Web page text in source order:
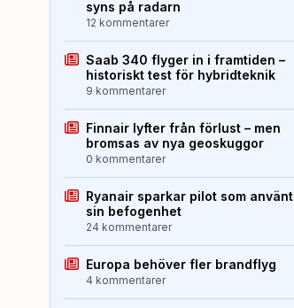
syns på radarn
12 kommentarer
Saab 340 flyger in i framtiden –
historiskt test för hybridteknik
9 kommentarer
Finnair lyfter från förlust – men
bromsas av nya geoskuggor
0 kommentarer
Ryanair sparkar pilot som använt
sin befogenhet
24 kommentarer
Europa behöver fler brandflyg
4 kommentarer